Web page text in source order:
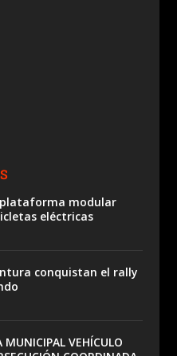
plataforma modular
eléctricas
conquistan el rally
MUNICIPAL VEHÍCULO